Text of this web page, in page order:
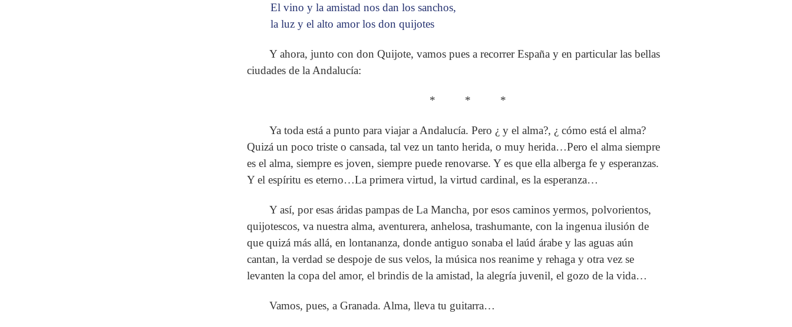
El vino y la amistad nos dan los sanchos,
la luz y el alto amor los don quijotes
Y ahora, junto con don Quijote, vamos pues a recorrer España y en particular las bellas
ciudades de la Andalucía:
* * *
Ya toda está a punto para viajar a Andalucía. Pero ¿ y el alma?, ¿ cómo está el alma?
Quizá un poco triste o cansada, tal vez un tanto herida, o muy herida…Pero el alma siempre
es el alma, siempre es joven, siempre puede renovarse. Y es que ella alberga fe y esperanzas.
Y el espíritu es eterno…La primera virtud, la virtud cardinal, es la esperanza…
Y así, por esas áridas pampas de La Mancha, por esos caminos yermos, polvorientos,
quijotescos, va nuestra alma, aventurera, anhelosa, trashumante, con la ingenua ilusión de
que quizá más allá, en lontananza, donde antiguo sonaba el laúd árabe y las aguas aún
cantan, la verdad se despoje de sus velos, la música nos reanime y rehaga y otra vez se
levanten la copa del amor, el brindis de la amistad, la alegría juvenil, el gozo de la vida…
Vamos, pues, a Granada. Alma, lleva tu guitarra…